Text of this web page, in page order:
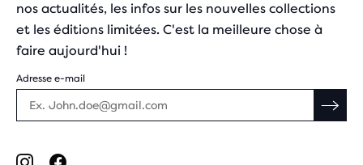
nos actualités, les infos sur les nouvelles collections
et les éditions limitées. C'est la meilleure chose à
faire aujourd'hui !
Adresse e-mail